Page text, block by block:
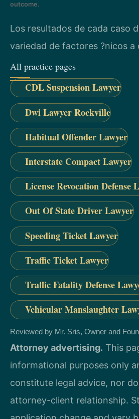
outcome.
Los resultados de cada caso
variedad de factores ?nicos a
All practice pages
CDL Suspension Lawyer
Dwi Lawyer Rockville
Habitual Offender Lawyer
Interstate Compact Lawyer
License Revocation Defense
Out Of State Driver Lawyer
Speeding Ticket Lawyer
Traffic Ticket Lawyer
Traffic Fatality Defense
Vehicular Manslaughter
Reviewed by Mr. Sris, Owner and
Attorney advertising. This
informational purposes only
constitute legal advice, nor
attorney-client relationship.